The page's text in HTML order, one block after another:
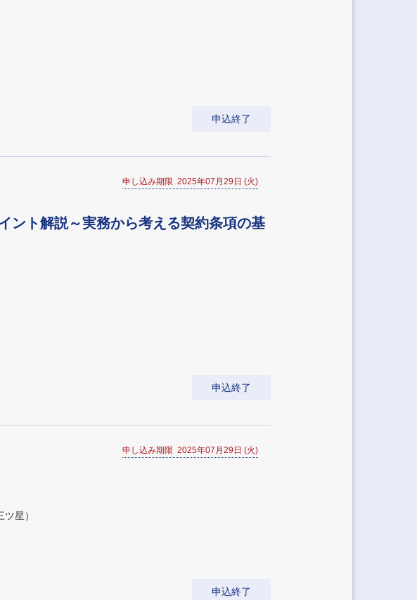
申込終了
申し込み期限 2025年07月29日 (火)
ント解説～実務から考える契約条項の基
申込終了
申し込み期限 2025年07月29日 (火)
星）
申込終了